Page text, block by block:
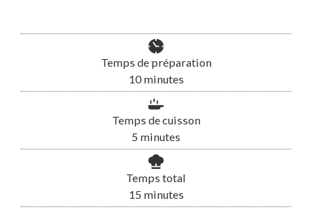
Temps de préparation
10minutes
minutes
Temps de cuisson
5minutes
minutes
Temps total
15minutes
minutes